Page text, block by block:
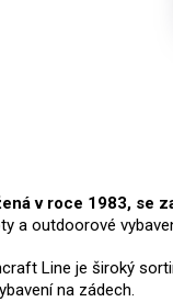
v roce 1983, se
a outdoorové
Line je široký
na zádech.